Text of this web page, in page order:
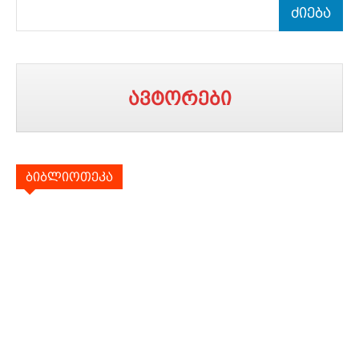
ძიება
ავტორები
ბიბლიოთეკა